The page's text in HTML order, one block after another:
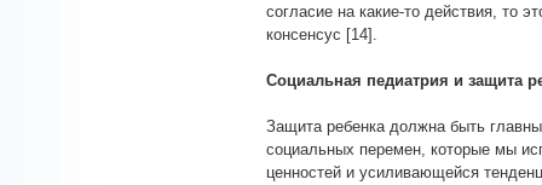
согласие на какие-то действия, то
консенсус [14].
Социальная педиатрия и защита
Защита ребенка должна быть
социальных перемен, которые мы
ценностей и усиливающейся